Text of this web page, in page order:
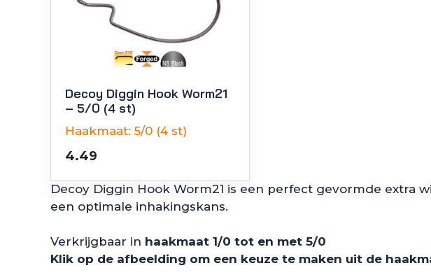
Decoy Diggin Hook Worm21
– 5/0 (4 st)
Haakmaat: 5/0 (4 st)
4.49
Decoy Diggin Hook Worm21 is een perfect gevormde extra
een optimale inhakingskans.
Verkrijgbaar in haakmaat 1/0 tot en met 5/0
Klik op de afbeelding om een keuze te maken uit de